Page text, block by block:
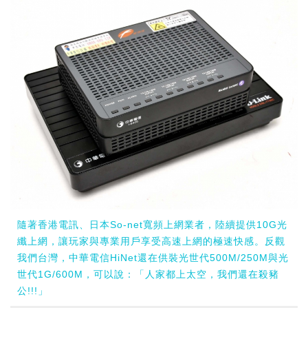
隨著香港電訊、日本So-net寬頻上網業者，陸續提供10G光
纖上網，讓玩家與專業用戶享受高速上網的極速快感。反觀
我們台灣，中華電信HiNet還在供裝光世代500M/250M與光
世代1G/600M，可以說：「人家都上太空，我們還在殺豬
公!!!」